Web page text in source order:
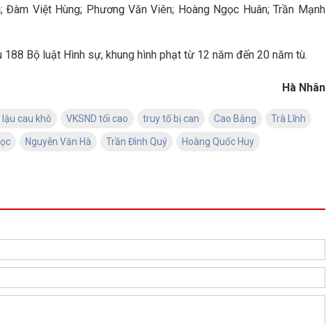
Việt Hùng; Phương Văn Viên; Hoàng Ngọc Huân; Trần Mạnh
Bộ luật Hình sự, khung hình phạt từ 12 năm đến 20 năm tù.
Hà Nhân
lậu cau khô VKSND tối cao truy tố bị can Cao Bằng Trà Lĩnh
Nguyễn Văn Hà Trần Đình Quý Hoàng Quốc Huy